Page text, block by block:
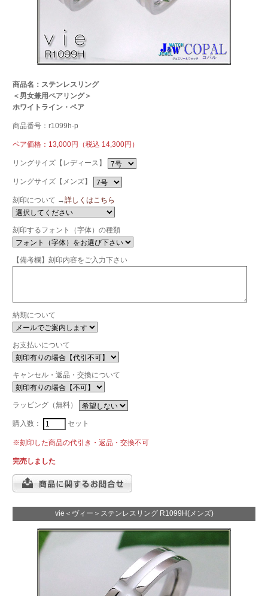
商品名：ステンレスリング
＜男女兼用ペアリング＞
ホワイトライン・ペア
商品番号：r1099h-p
ペア価格：13,000円（税込 14,300円）
リングサイズ【レディース】
リングサイズ【メンズ】
刻印について →詳しくはこちら
刻印するフォント（字体）の種類
【備考欄】刻印内容をご入力下さい
納期について
お支払いについて
キャンセル・返品・交換について
ラッピング（無料）
購入数： セット
※刻印した商品の代引き・返品・交換不可
完売しました
vie＜ヴィー＞ステンレスリング R1099H(メンズ)